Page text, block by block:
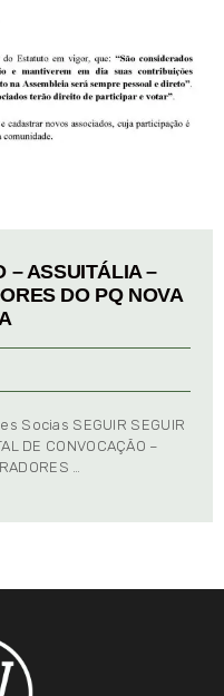
– ASSUITÁLIA –
DO PQ NOVA
Socias SEGUIR SEGUIR
DE CONVOCAÇÃO –
…